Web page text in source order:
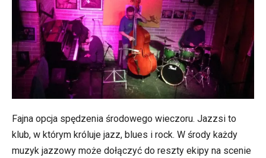
Fajna opcja spędzenia środowego wieczoru. Jazzsi to
klub, w którym króluje jazz, blues i rock. W środy każdy
muzyk jazzowy może dołączyć do reszty ekipy na scenie